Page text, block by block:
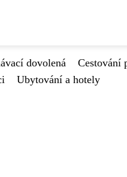
dovolená Cestování
Ubytování a hotely